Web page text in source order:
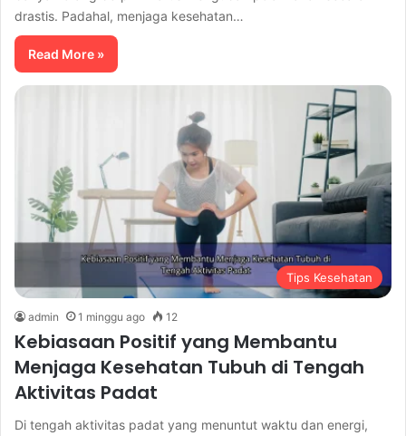
drastis. Padahal, menjaga kesehatan…
Read More »
Tips Kesehatan
admin 1 minggu ago 12
Kebiasaan Positif yang Membantu
Menjaga Kesehatan Tubuh di Tengah
Aktivitas Padat
Di tengah aktivitas padat yang menuntut waktu dan energi,